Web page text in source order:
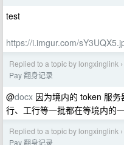
test
https://i.imgur.com/
Replied to a topic by longxinglink ›
Pay 翻身记录
@docx 因为境内的 token 服
行、工行等一批都在等境内的一
Replied to a topic by longxinglink ›
Pay 翻身记录